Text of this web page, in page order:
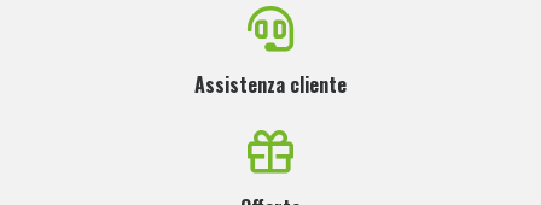
Assistenza cliente